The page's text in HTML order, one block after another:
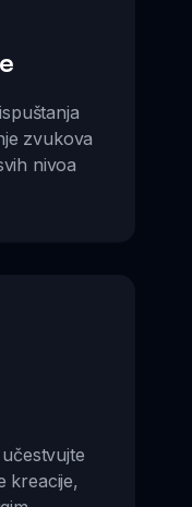
zvukova
nivoa
kreacije,